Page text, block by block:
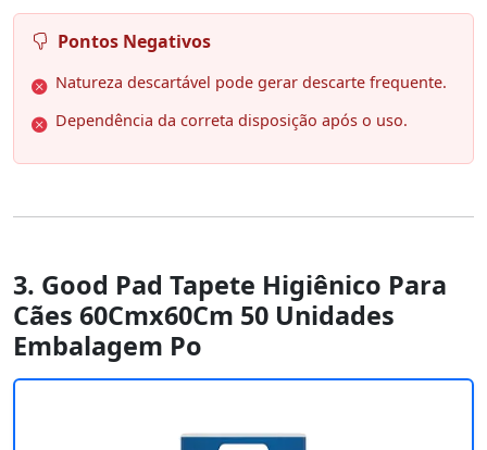
Pontos Negativos
Natureza descartável pode gerar descarte frequente.
Dependência da correta disposição após o uso.
3. Good Pad Tapete Higiênico Para
Cães 60Cmx60Cm 50 Unidades
Embalagem Po